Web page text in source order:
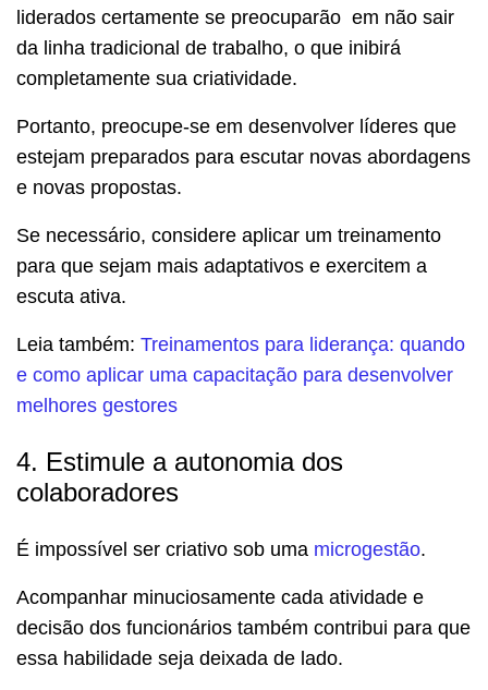
liderados certamente se preocuparão em não sair
da linha tradicional de trabalho, o que inibirá
completamente sua criatividade.
Portanto, preocupe-se em desenvolver líderes que
estejam preparados para escutar novas abordagens
e novas propostas.
Se necessário, considere aplicar um treinamento
para que sejam mais adaptativos e exercitem a
escuta ativa.
Leia também: Treinamentos para liderança: quando
e como aplicar uma capacitação para desenvolver
melhores gestores
4. Estimule a autonomia dos
colaboradores
É impossível ser criativo sob uma microgestão.
Acompanhar minuciosamente cada atividade e
decisão dos funcionários também contribui para que
essa habilidade seja deixada de lado.